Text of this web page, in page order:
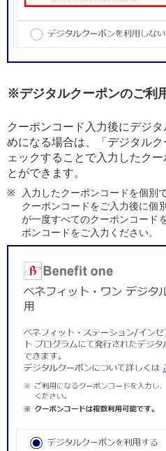
※デジタルクーポンのご利
クーポンコード入力後にデジ
めになる場合は、「デジタル
ェックすることで入力したク
とができます。
入力したクーポンコードを個別
クーポンコードをご入力後に個
が一度すべてのクーポンコード
ポンコードをご入力ください。